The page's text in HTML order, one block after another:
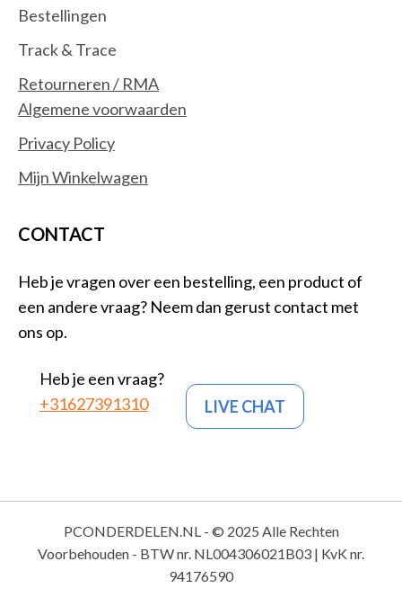
Bestellingen
Track & Trace
Retourneren / RMA
Algemene voorwaarden
Privacy Policy
Mijn Winkelwagen
CONTACT
Heb je vragen over een bestelling, een product of
een andere vraag? Neem dan gerust contact met
ons op.
Heb je een vraag?
+31627391310
LIVE CHAT
PCONDERDELEN.NL - © 2025 Alle Rechten
Voorbehouden - BTW nr. NL004306021B03 | KvK nr.
94176590